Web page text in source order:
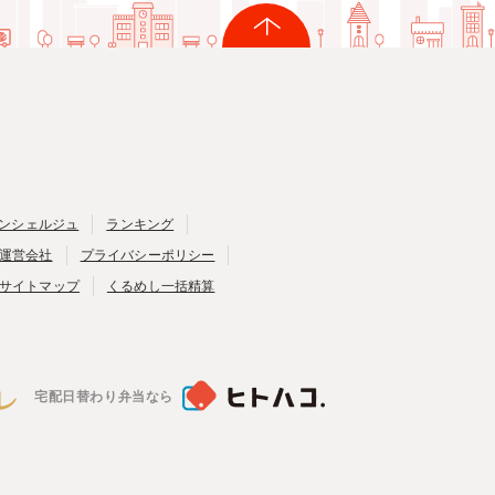
シェルジュ
ランキング
運営会社
プライバシーポリシー
サイトマップ くるめし一括精算
宅配日替わり弁当なら